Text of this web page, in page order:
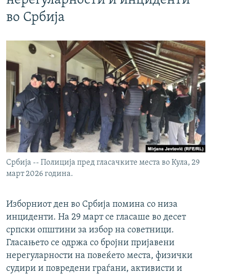
во Србија
Србија -- Полиција пред гласачките места во Кула, 29
март 2026 година.
Изборниот ден во Србија помина со низа
инциденти. На 29 март се гласаше во десет
српски општини за избор на советници.
Гласањето се одржа со бројни пријавени
нерегуларности на повеќето места, физички
судири и повредени граѓани, активисти и